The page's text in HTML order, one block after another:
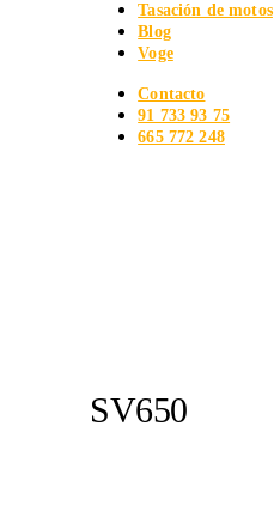
Tasación de motos
Blog
Voge
Contacto
91 733 93 75
665 772 248
SV650